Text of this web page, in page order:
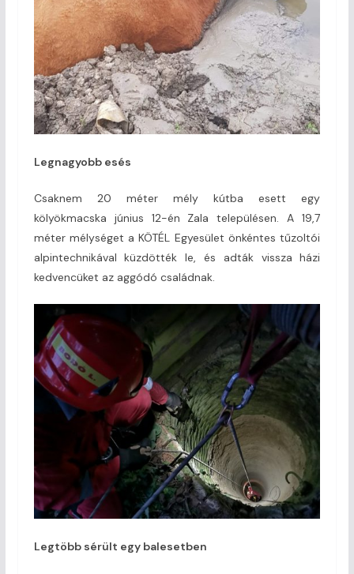
Legnagyobb esés
Csaknem 20 méter mély kútba esett egy
kölyökmacska június 12-én Zala településen. A 19,7
méter mélységet a KÖTÉL Egyesület önkéntes tűzoltói
alpintechnikával küzdötték le, és adták vissza házi
kedvencüket az aggódó családnak.
Legtöbb sérült egy balesetben